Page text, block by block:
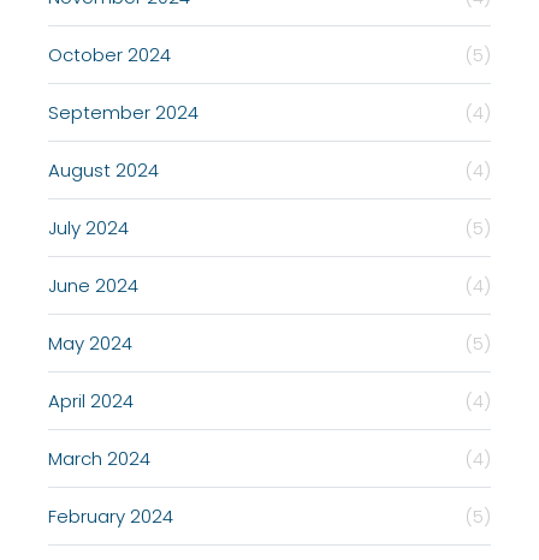
October 2024 (5)
September 2024 (4)
August 2024 (4)
July 2024 (5)
June 2024 (4)
May 2024 (5)
April 2024 (4)
March 2024 (4)
February 2024 (5)